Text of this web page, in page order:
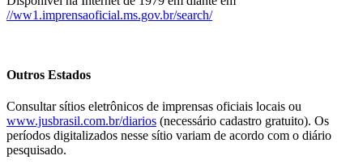
//ww1.imprensaoficial.ms.gov.br/search/
Outros Estados
Consultar sítios eletrônicos de imprensas oficiais locais ou
www.jusbrasil.com.br/diarios (necessário cadastro gratuito). Os
períodos digitalizados nesse sítio variam de acordo com o diário
pesquisado.